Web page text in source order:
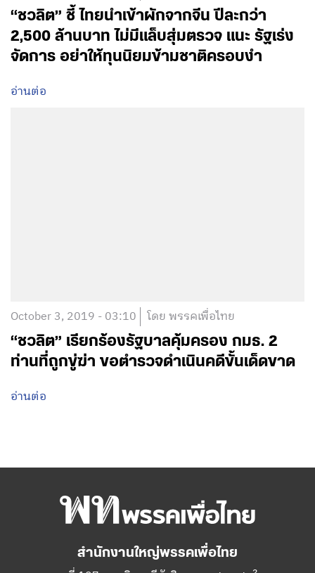
“ชวลิต” ชี้ ไทยนำเข้าผักจากจีน ปีละกว่า
2,500 ล้านบาท ไม่มีแล็บสุ่มตรวจ แนะ รัฐเร่ง
จัดการ อย่าให้ทุนนิยมข้ามชาติครอบงำ
อ่านต่อ
October 3, 2019 - 03:10 โดย พรรคเพื่อไทย
“ชวลิต” เรียกร้องรัฐบาลคุ้มครอง กมธ. 2
ท่านที่ถูกขู่ฆ่า ขอตำรวจดำเนินคดีขั้นเด็ดขาด
อ่านต่อ
สำนักงานใหญ่พรรคเพื่อไทย